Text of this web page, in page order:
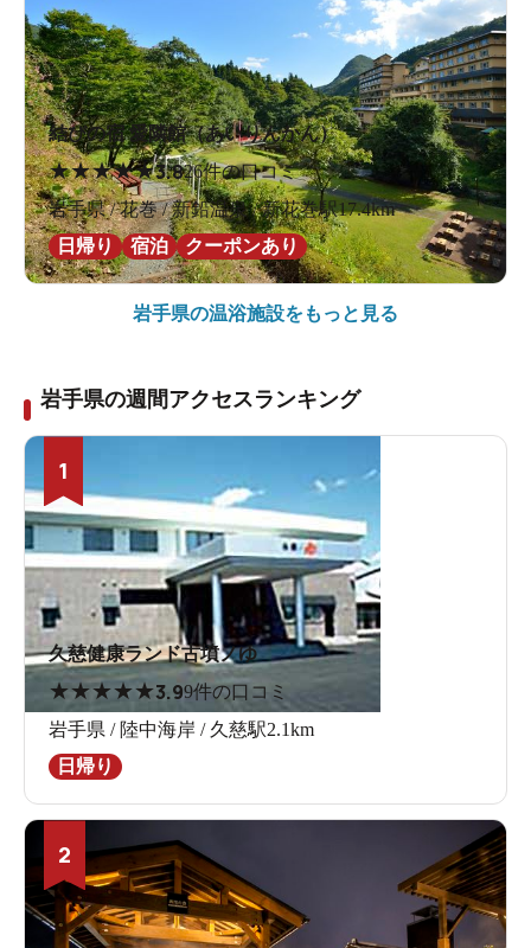
結びの宿 愛隣館（あいりんかん）
★★★★★3.826件の口コミ
岩手県 / 花巻 / 新鉛温泉 / 新花巻駅17.4km
日帰り
宿泊 クーポンあり
岩手県の温浴施設をもっと見る
岩手県の週間アクセスランキング
1
久慈健康ランド古墳ノゆ
★★★ ★★3.99件の口コミ
岩手県 / 陸中海岸 / 久慈駅2.1km
日帰り
2